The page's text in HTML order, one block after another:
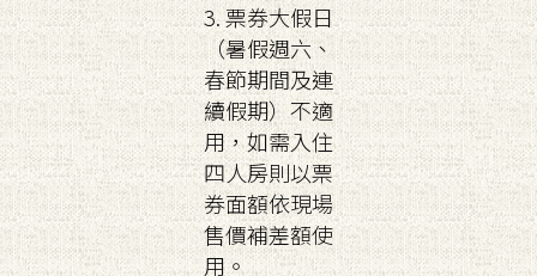
3. 票券大假日
（暑假週六、
春節期間及連
續假期）不適
用，如需入住
四人房則以票
券面額依現場
售價補差額使
用。